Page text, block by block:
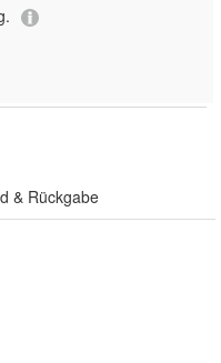
& Rückgabe